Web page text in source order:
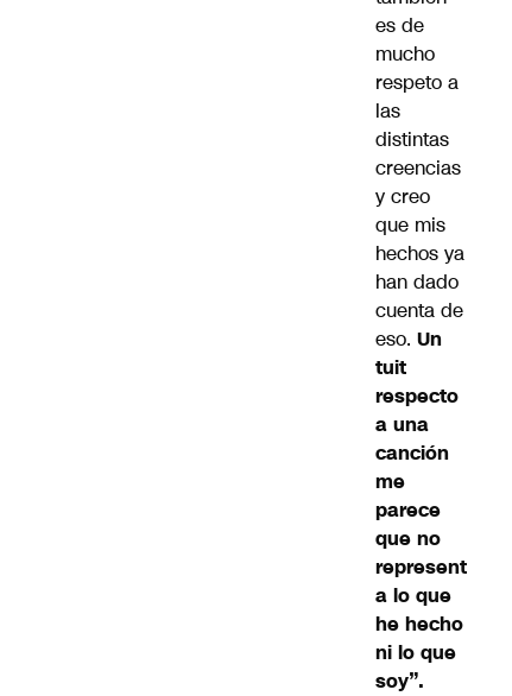
es de
mucho
respeto a
las
distintas
creencias
y creo
que mis
hechos ya
han dado
cuenta de
eso. Un
tuit
respecto
a una
canción
me
parece
que no
represent
a lo que
he hecho
ni lo que
soy”.